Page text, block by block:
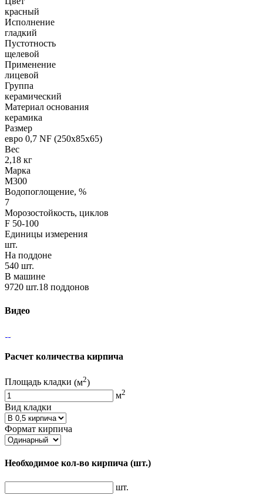
красный
Исполнение
гладкий
Пустотность
щелевой
Применение
лицевой
Группа
керамический
Материал основания
керамика
Размер
евро 0,7 NF (250х85х65)
Вес
2,18 кг
Марка
М300
Водопоглощение, %
7
Морозостойкость, циклов
F 50-100
Единицы измерения
шт.
На поддоне
540 шт.
В машине
9720 шт.18 поддонов
Видео
Расчет количества кирпича
Площадь кладки (м2)
м2
Вид кладки
Формат кирпича
Необходимое кол-во кирпича (шт.)
шт.